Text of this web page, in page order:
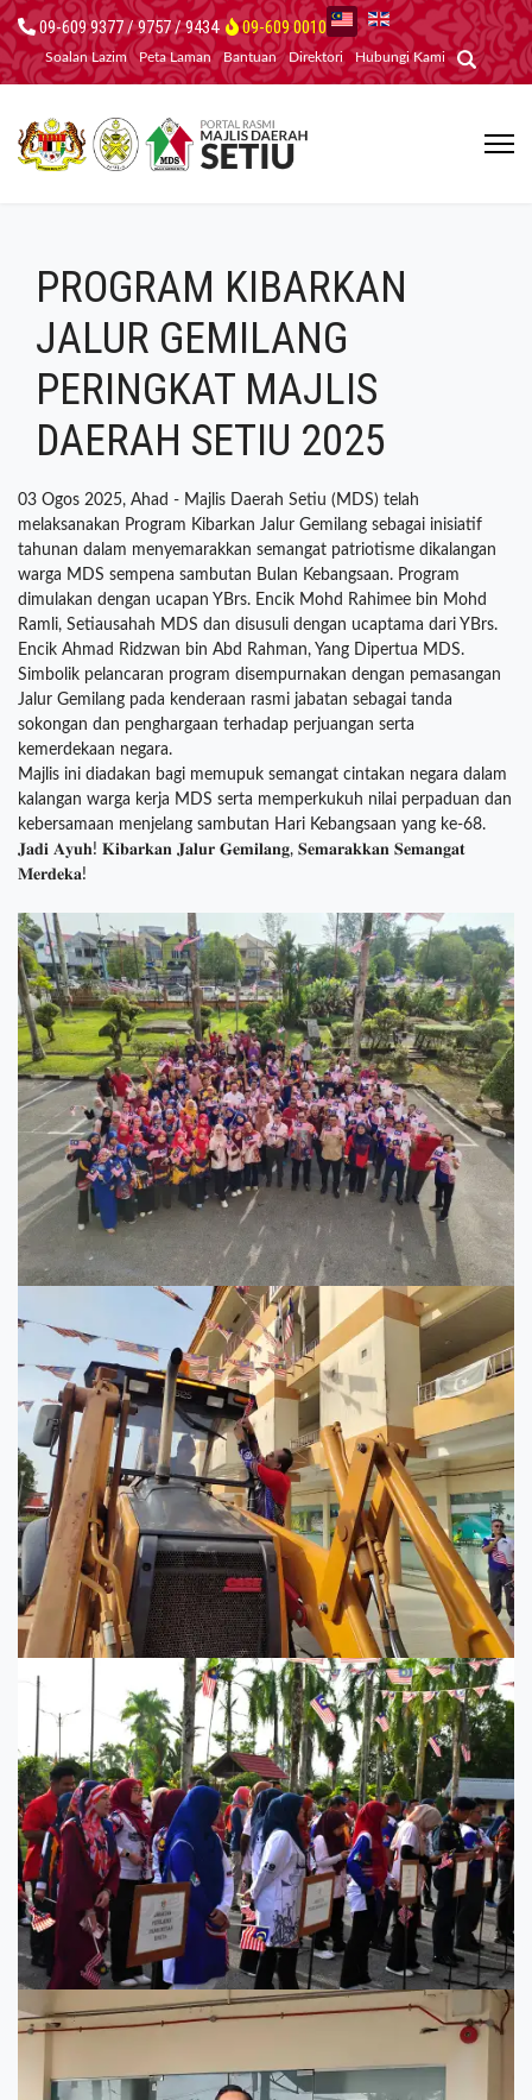
09-609 9377 / 9757 / 9434 09-609 0010
Soalan Lazim Peta Laman Bantuan Direktori Hubungi Kami
PROGRAM KIBARKAN
JALUR GEMILANG
PERINGKAT MAJLIS
DAERAH SETIU 2025
03 Ogos 2025, Ahad - Majlis Daerah Setiu (MDS) telah
melaksanakan Program Kibarkan Jalur Gemilang sebagai inisiatif
tahunan dalam menyemarakkan semangat patriotisme dikalangan
warga MDS sempena sambutan Bulan Kebangsaan. Program
dimulakan dengan ucapan YBrs. Encik Mohd Rahimee bin Mohd
Ramli, Setiausahah MDS dan disusuli dengan ucaptama dari YBrs.
Encik Ahmad Ridzwan bin Abd Rahman, Yang Dipertua MDS.
Simbolik pelancaran program disempurnakan dengan pemasangan
Jalur Gemilang pada kenderaan rasmi jabatan sebagai tanda
sokongan dan penghargaan terhadap perjuangan serta
kemerdekaan negara.
Majlis ini diadakan bagi memupuk semangat cintakan negara dalam
kalangan warga kerja MDS serta memperkukuh nilai perpaduan dan
kebersamaan menjelang sambutan Hari Kebangsaan yang ke-68.
𝐉𝐚𝐝𝐢 𝐀𝐲𝐮𝐡! 𝐊𝐢𝐛𝐚𝐫𝐤𝐚𝐧 𝐉𝐚𝐥𝐮𝐫 𝐆𝐞𝐦𝐢𝐥𝐚𝐧𝐠, 𝐒𝐞𝐦𝐚𝐫𝐚𝐤𝐤𝐚𝐧 𝐒𝐞𝐦𝐚𝐧𝐠𝐚𝐭
𝐌𝐞𝐫𝐝𝐞𝐤𝐚!